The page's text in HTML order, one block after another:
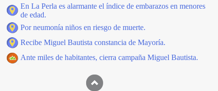
En La Perla es alarmante el índice de embarazos en menores
de edad.
Por neumonía niños en riesgo de muerte.
Recibe Miguel Bautista constancia de Mayoría.
Ante miles de habitantes, cierra campaña Miguel Bautista.